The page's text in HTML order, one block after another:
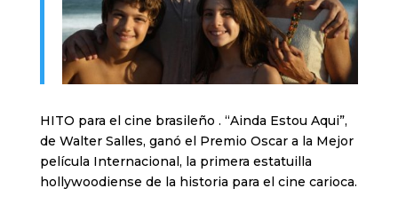
HITO para el cine brasileño . “Ainda Estou Aqui”,
de Walter Salles, ganó el Premio Oscar a la Mejor
película Internacional, la primera estatuilla
hollywoodiense de la historia para el cine carioca.